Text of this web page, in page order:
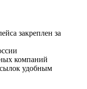
закреплен за
компаний
удобным